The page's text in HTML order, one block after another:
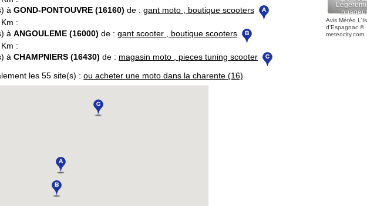
à GOND-PONTOUVRE (16160) de : gant moto , boutique scooters
:
à ANGOULEME (16000) de : gant scooter , boutique scooters
:
à CHAMPNIERS (16430) de : magasin moto , pieces tuning scooter
les 55 site(s) : ou acheter une moto dans la charente (16)
Avis Météo
d'Espagnac ©
meteocity.com